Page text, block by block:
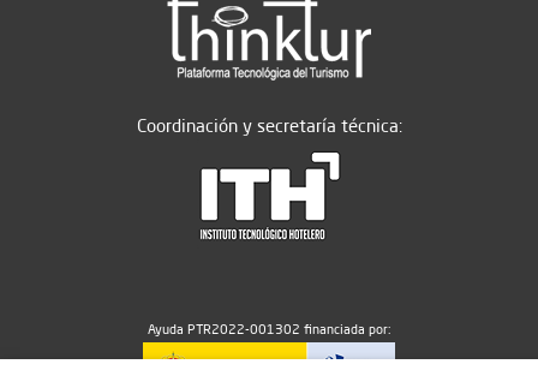
Coordinación y secretaría técnica:
Ayuda PTR2022-001302 financiada por: